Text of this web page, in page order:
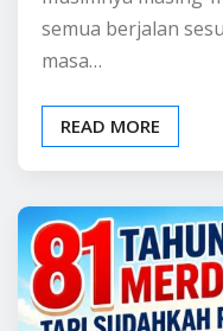
Pulaugaram
musimnya masing-
semua berjalan
masa…
READ MORE